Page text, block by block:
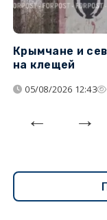
Крымчане и
на клещей
05/08/2026 12:43